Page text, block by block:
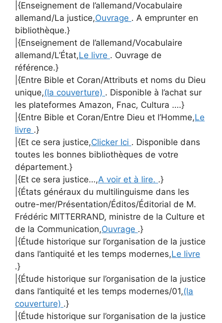
|{Enseignement de l’allemand/Vocabulaire
allemand/La justice,Ouvrage . A emprunter en
bibliothèque.}
|{Enseignement de l’allemand/Vocabulaire
allemand/L’État,Le livre . Ouvrage de
référence.}
|{Entre Bible et Coran/Attributs et noms du Dieu
unique,(la couverture) . Disponible à l’achat sur
les plateformes Amazon, Fnac, Cultura ….}
|{Entre Bible et Coran/Entre Dieu et l’Homme,Le
livre .}
|{Et ce sera justice,Clicker Ici . Disponible dans
toutes les bonnes bibliothèques de votre
département.}
|{Et ce sera justice…,A voir et à lire. .}
|{États généraux du multilinguisme dans les
outre-mer/Présentation/Éditos/Éditorial de M.
Frédéric MITTERRAND, ministre de la Culture et
de la Communication,Ouvrage .}
|{Étude historique sur l’organisation de la justice
dans l’antiquité et les temps modernes,Le livre
.}
|{Étude historique sur l’organisation de la justice
dans l’antiquité et les temps modernes/01,(la
couverture) .}
|{Étude historique sur l’organisation de la justice